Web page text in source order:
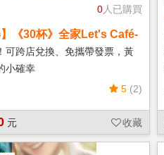
0人已購買
】《30杯》全家Let's Café-
杯)
可跨店兌換、免攜帶發票，黃
小確幸
5 (2)
元 收藏